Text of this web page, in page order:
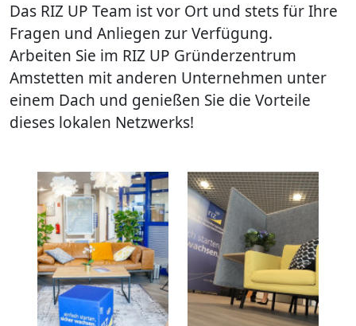
Das RIZ UP Team ist vor Ort und stets für Ihre
Fragen und Anliegen zur Verfügung.
Arbeiten Sie im RIZ UP Gründerzentrum
Amstetten mit anderen Unternehmen unter
einem Dach und genießen Sie die Vorteile
dieses lokalen Netzwerks!